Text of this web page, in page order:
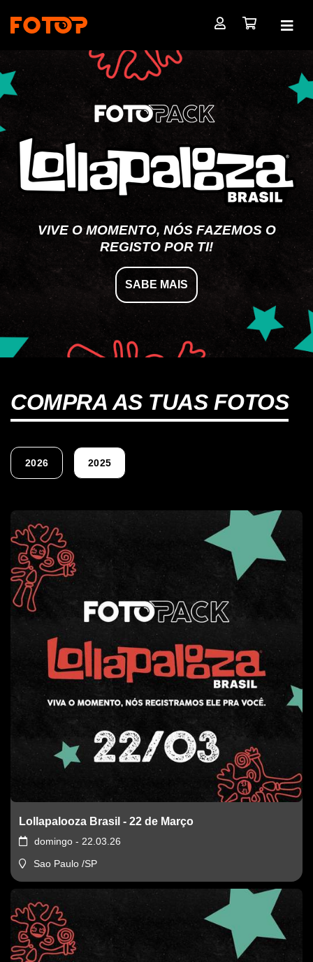
VIVE O MOMENTO, NÓS FAZEMOS O
REGISTO POR TI!
SABE MAIS
COMPRA AS TUAS FOTOS
2026 2025
Lollapalooza Brasil - 22 de Março
domingo - 22.03.26
Sao Paulo /SP